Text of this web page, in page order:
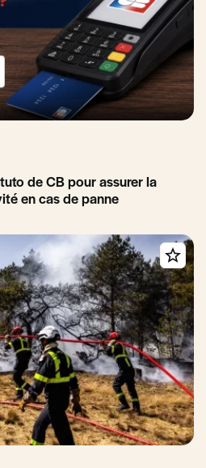
de CB pour assurer la
en cas de panne